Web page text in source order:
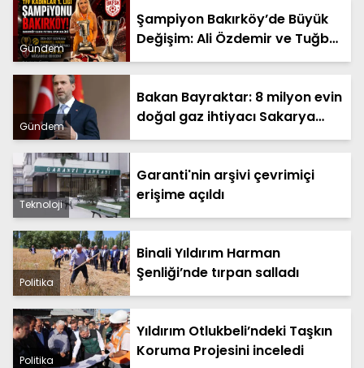
Gündem
Şampiyon Bakırköy’de Büyük
Değişim: Ali Özdemir ve Tuğba
Çömlekçioğlu Dönemi Başladı
Gündem
Bakan Bayraktar: 8 milyon evin
doğal gaz ihtiyacı Sakarya
Gaz Sahamızdan sağlanacak
Teknoloji
Garanti'nin arşivi çevrimiçi
erişime açıldı
Politika
Binali Yıldırım Harman
Şenliği’nde tırpan salladı
Politika
Yıldırım Otlukbeli’ndeki Taşkın
Koruma Projesini inceledi